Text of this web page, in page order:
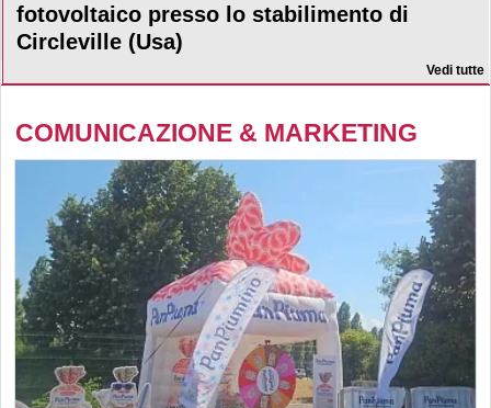
fotovoltaico presso lo stabilimento di
Circleville (Usa)
Vedi tutte
COMUNICAZIONE & MARKETING